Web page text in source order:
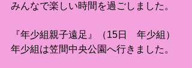
みんなで楽しい時間を過ごしました。
『年少組親子遠足』（15日　年少組）
年少組は笠間中央公園へ行きました。